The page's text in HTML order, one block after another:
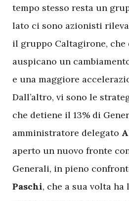
tempo stesso resta un
lato ci sono azionisti
il gruppo Caltagirone, che
auspicano un
e una maggiore
Dall’altro, vi sono le
che detiene il 13% di
amministratore delegato
aperto un nuovo fronte
Generali, in pieno
Paschi, che a sua volta ha